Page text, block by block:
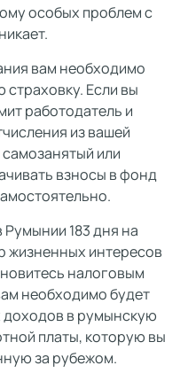
особых проблем с
вам необходимо
Если вы
работодатель и
из вашей
или
взносы в фонд
Румынии 183 дня на
жизненных интересов
налоговым
необходимо будет
доходов в румынскую
платы, которую вы
за рубежом.